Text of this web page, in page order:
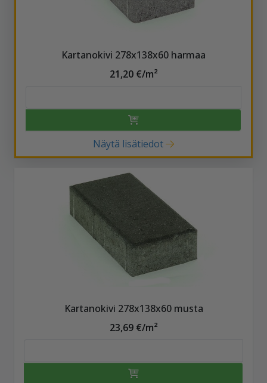
Kartanokivi 278x138x60 harmaa
21,20 €/m²
Näytä lisätiedot
Kartanokivi 278x138x60 musta
23,69 €/m²